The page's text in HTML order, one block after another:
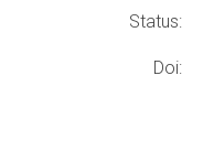
Status:
Doi: